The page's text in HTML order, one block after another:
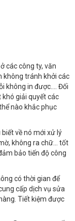
các công ty, văn
không tránh khởi các
không in được…. Đối
giải quyết các
nào khắc phục
về nó mới xử lý
không ra chữ… tốt
bảo tiến độ công
có thời gian để
cấp dịch vụ sửa
Tiết kiệm được